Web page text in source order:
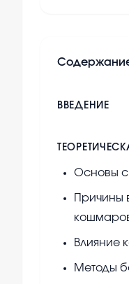
ВВЕДЕНИЕ
Основы
Причины
Влияние
Методы